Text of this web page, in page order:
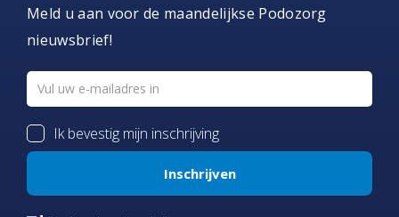
Meld u aan voor de maandelijkse Podozorg
nieuwsbrief!